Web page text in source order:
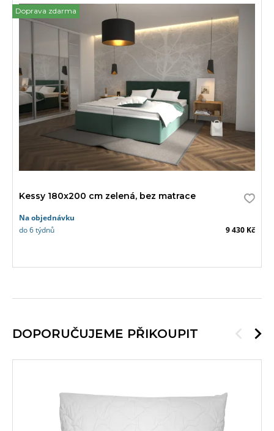
Doprava zdarma
Kessy 180x200 cm zelená, bez matrace
Na objednávku
do 6 týdnů
9 430 Kč
DOPORUČUJEME PŘIKOUPIT